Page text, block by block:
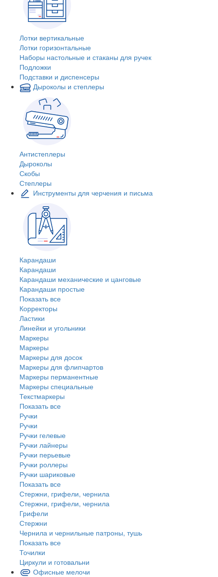
Лотки вертикальные
Лотки горизонтальные
Наборы настольные и стаканы для ручек
Подложки
Подставки и диспенсеры
Дыроколы и степлеры
Антистеплеры
Дыроколы
Скобы
Степлеры
Инструменты для черчения и письма
Карандаши
Карандаши
Карандаши механические и цанговые
Карандаши простые
Показать все
Корректоры
Ластики
Линейки и угольники
Маркеры
Маркеры
Маркеры для досок
Маркеры для флипчартов
Маркеры перманентные
Маркеры специальные
Текстмаркеры
Показать все
Ручки
Ручки
Ручки гелевые
Ручки лайнеры
Ручки перьевые
Ручки роллеры
Ручки шариковые
Показать все
Стержни, грифели, чернила
Стержни, грифели, чернила
Грифели
Стержни
Чернила и чернильные патроны, тушь
Показать все
Точилки
Циркули и готовальни
Офисные мелочи